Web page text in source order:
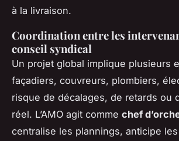
à la livraison.
Coordination entre les
conseil syndical
Un projet global implique plusieurs
façadiers, couvreurs, plombiers,
risque de décalages, de retards ou
réel. L’AMO agit comme chef
centralise les plannings, anticipe